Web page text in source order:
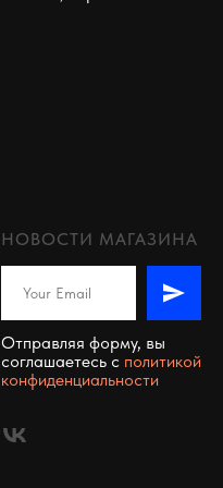
НОВОСТИ МАГАЗИНА
Отправляя форму, вы
соглашаетесь c политикой
конфиденциальности